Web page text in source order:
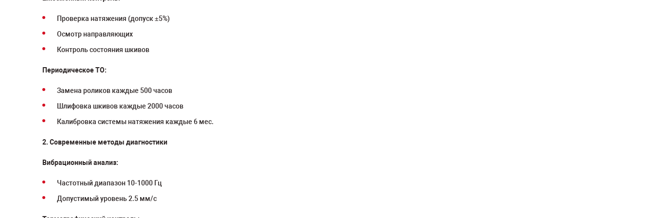
Проверка натяжения (допуск ±5%)
Осмотр направляющих
Контроль состояния шкивов
Периодическое ТО:
Замена роликов каждые 500 часов
Шлифовка шкивов каждые 2000 часов
Калибровка системы натяжения каждые 6 мес.
2. Современные методы диагностики
Вибрационный анализ:
Частотный диапазон 10-1000 Гц
Допустимый уровень 2.5 мм/с